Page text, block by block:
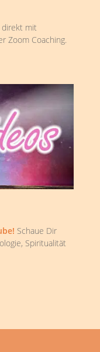
direkt mit
Zoom Coaching.
Schaue Dir
Spiritualität